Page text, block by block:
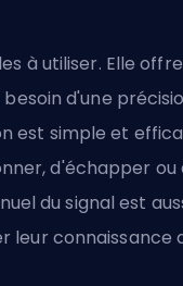
à utiliser. Elle offre
d'une
est simple et
d'échapper ou
du signal est
leur connaissance